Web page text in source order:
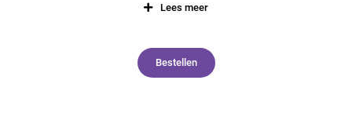
Lees meer
Bestellen